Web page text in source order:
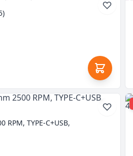
RPM, TYPE-C+USB,